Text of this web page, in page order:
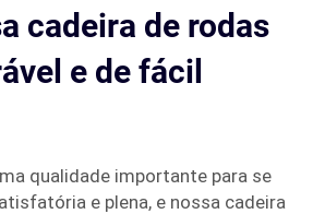
cadeira de rodas
e de fácil
qualidade importante para se
e plena, e nossa cadeira